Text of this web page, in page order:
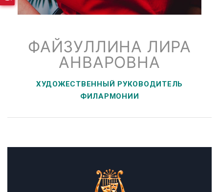
ФАЙЗУЛЛИНА ЛИРА
АНВАРОВНА
ХУДОЖЕСТВЕННЫЙ РУКОВОДИТЕЛЬ
ФИЛАРМОНИИ